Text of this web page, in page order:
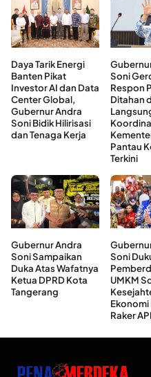
Daya Tarik Energi
Banten Pikat
Investor AI dan Data
Center Global,
Gubernur Andra
Soni Bidik Hilirisasi
dan Tenaga Kerja
Soni
Respon
Ditahan
Pantau
Terkini
Gubernur Andra
Soni Sampaikan
Duka Atas Wafatnya
Ketua DPRD Kota
Tangerang
Soni
UMKM
Ekonomi
Raker